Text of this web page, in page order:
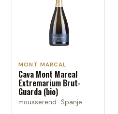
MONT MARCAL
Cava Mont Marcal
Extremarium Brut-
Guarda (bio)
mousserend · Spanje